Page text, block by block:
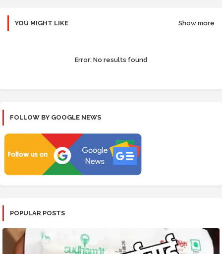
YOU MIGHT LIKE Show more
Error: No results found
FOLLOW BY GOOGLE NEWS
POPULAR POSTS